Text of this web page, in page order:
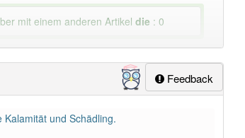
mit einem anderen Artikeldie : 0
Feedback
und Schädling.